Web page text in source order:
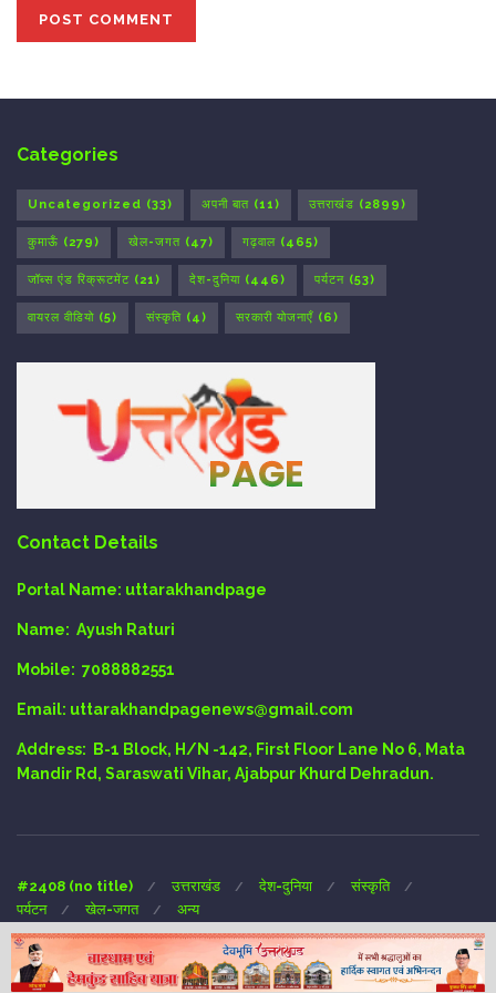
Categories
Uncategorized (33) अपनी बात (11) उत्तराखंड (2899)
कुमाऊँ (279) खेल-जगत (47) गढ़वाल (465)
जॉब्स एंड रिक्रूटमेंट (21) देश-दुनिया (446) पर्यटन (53)
वायरल वीडियो (5) संस्कृति (4) सरकारी योजनाएँ (6)
Contact Details
Portal Name: uttarakhandpage
Name: Ayush Raturi
Mobile: 7088882551
Email: uttarakhandpagenews@gmail.com
Address:
B-1 Block, H/N -142, First Floor Lane No 6, Mata
Mandir Rd, Saraswati Vihar, Ajabpur Khurd Dehradun.
#2408 (no title) उत्तराखंड देश-दुनिया
संस्कृति
पर्यटन
खेल-जगत अन्य
Copyright © 2024 UTTARAKHAND-PAGE